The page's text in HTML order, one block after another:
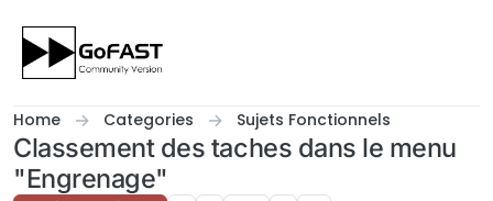
Home Categories Sujets Fonctionnels
Classement des taches dans le menu
"Engrenage"